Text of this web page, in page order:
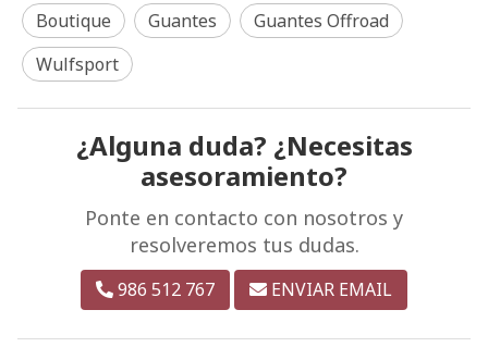
Boutique
Guantes
Guantes Offroad
Wulfsport
¿Alguna duda? ¿Necesitas
asesoramiento?
Ponte en contacto con nosotros y
resolveremos tus dudas.
986 512 767 ENVIAR EMAIL